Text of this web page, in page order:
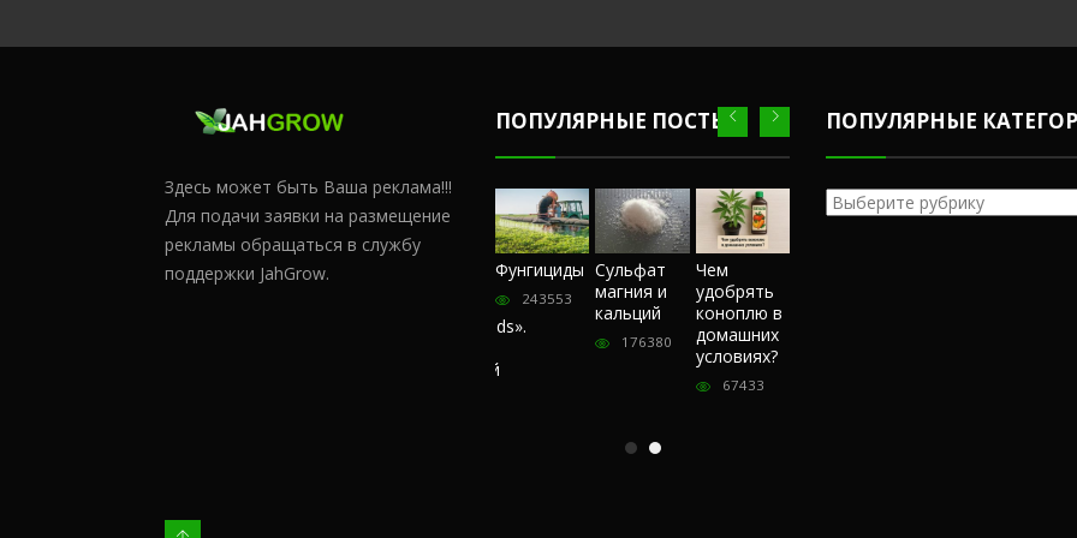
Здесь может быть Ваша реклама!!!
Для подачи заявки на размещение
рекламы обращаться в службу
поддержки JahGrow.
ПОПУЛЯРНЫЕ ПОСТЫ
Сульфат
магния и
Чем
Честный
«Hohlandseeds».
покупателей
Фунгициды
243553
Сульфат
магния и
кальций
176380
Чем
удобрять
коноплю в
домашних
условиях?
67433
ПОПУЛЯРНЫЕ
Популярные